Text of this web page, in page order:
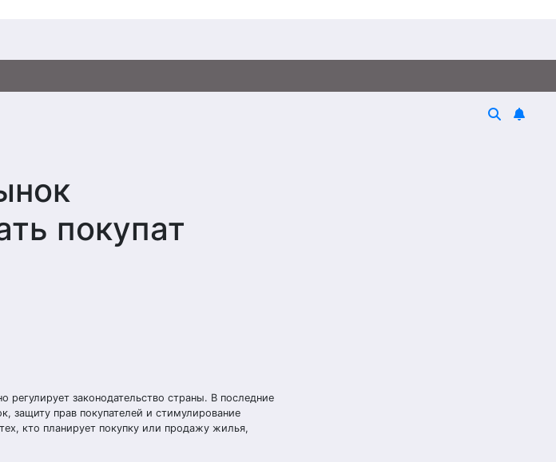
покупат
законодательство страны. В последние
защиту прав покупателей и стимулирование
кто планирует покупку или продажу жилья,